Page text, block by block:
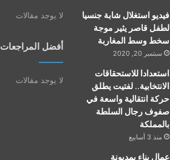
فيديو استغلال شابة جنسيا
لطفل قاصر يثير موجة
سخط وسط المغاربة
سبتمبر 20, 2020
استعدادا للاستحقاقات
الانتخابية.. لفتيت يطلق
حركة انتقالية واسعة في
صفوف رجال السلطة
بالمملكة
منذ 3 أسابيع
عمال بناء بمديونة
لا يوجد مقالات
أفضل المراجعات
لا يوجد مقالات